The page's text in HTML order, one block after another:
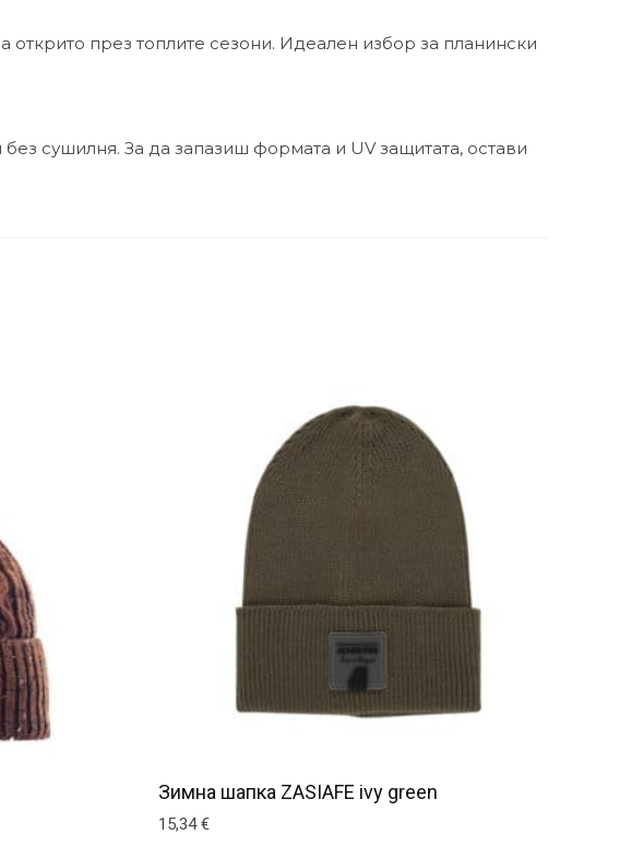
през топлите сезони. Идеален избор за планински
сушилня. За да запазиш формата и UV защитата, остави
Зимна шапка ZASIAFE ivy green
15,34€